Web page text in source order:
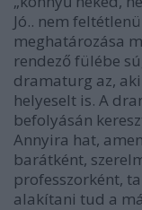
Jó.. nem
meghatározása
rendező fülébe
dramaturg az,
helyeselt is. A
befolyásán
Annyira hat,
barátként,
professzorként,
alakítani tud a